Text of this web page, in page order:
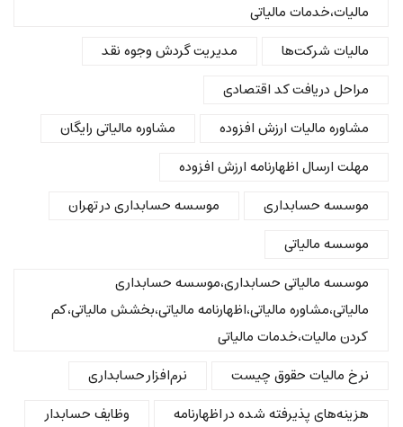
مالیات،خدمات مالیاتی
مالیات شرکت‌ها
مدیریت گردش وجوه نقد
مراحل دریافت کد اقتصادی
مشاوره مالیات ارزش افزوده
مشاوره مالیاتی رایگان
مهلت ارسال اظهارنامه ارزش افزوده
موسسه حسابداری
موسسه حسابداری در تهران
موسسه مالیاتی
موسسه مالیاتی حسابداری،موسسه حسابداری
مالیاتی،مشاوره مالیاتی،اظهارنامه مالیاتی،بخشش مالیاتی،کم
کردن مالیات،خدمات مالیاتی
نرخ مالیات حقوق چیست
نرم‌افزار حسابداری
هزینه‌های پذیرفته شده در اظهارنامه
وظایف حسابدار